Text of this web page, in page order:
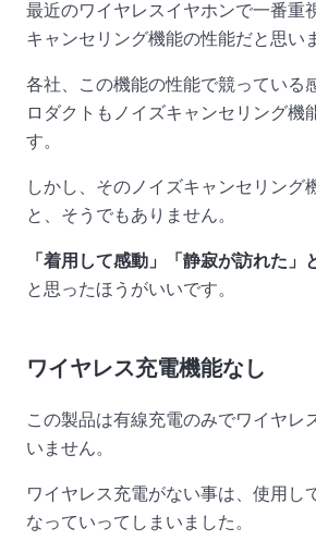
最近のワイヤレスイヤホンで一番重
キャンセリング機能の性能だと思い
各社、この機能の性能で競っている
ロダクトもノイズキャンセリング機
す。
しかし、そのノイズキャンセリング
と、そうでもありません。
「着用して感動」「静寂が訪れた」
と思ったほうがいいです。
ワイヤレス充電機能なし
この製品は有線充電のみでワイヤレ
いません。
ワイヤレス充電がない事は、使用し
なっていってしまいました。